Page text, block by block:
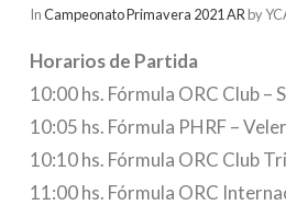
InCampeonato Primavera 2021 AR by
Horarios de Partida
10:00 hs. Fórmula ORC Club
10:05 hs. Fórmula PHRF –
10:10 hs. Fórmula ORC Club
11:00 hs. Fórmula ORC